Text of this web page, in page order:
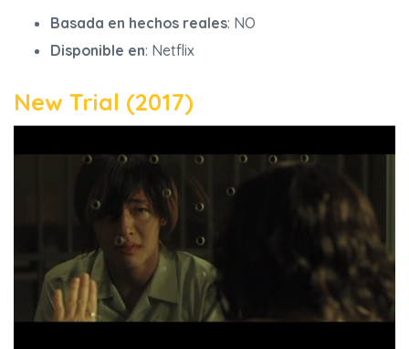
Basada en hechos reales: NO
Disponible en: Netflix
New Trial (2017)